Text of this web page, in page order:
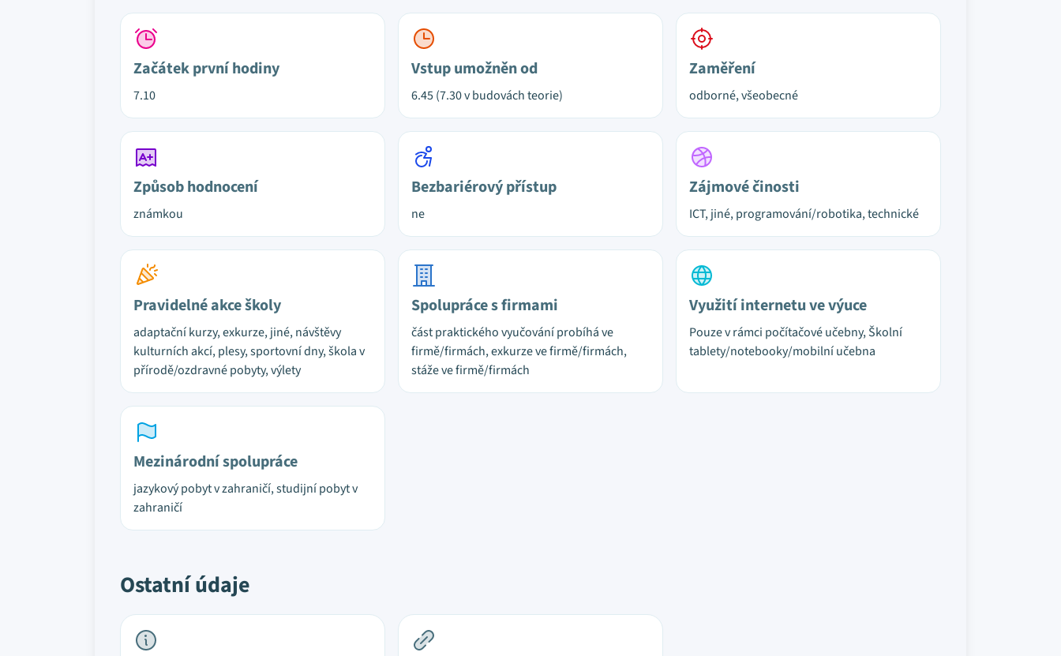
Začátek první hodiny
7.10
Vstup umožněn od
6.45 (7.30 v budovách teorie)
Zaměření
odborné, všeobecné
Způsob hodnocení
známkou
Bezbariérový přístup
ne
Zájmové činosti
ICT, jiné, programování/robotika, technické
Pravidelné akce školy
adaptační kurzy, exkurze, jiné, návštěvy
kulturních akcí, plesy, sportovní dny, škola v
přírodě/ozdravné pobyty, výlety
Spolupráce s firmami
část praktického vyučování probíhá ve
firmě/firmách, exkurze ve firmě/firmách,
stáže ve firmě/firmách
Využití internetu ve výuce
Pouze v rámci počítačové učebny, Školní
tablety/notebooky/mobilní učebna
Mezinárodní spolupráce
jazykový pobyt v zahraničí, studijní pobyt v
zahraničí
Ostatní údaje